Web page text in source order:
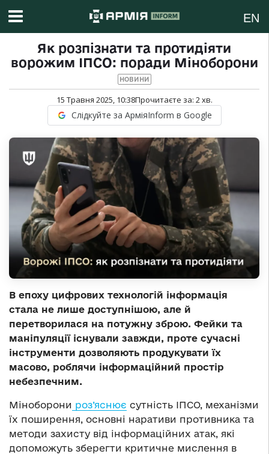
EN
Як розпізнати та протидіяти
ворожим ІПСО: поради Міноборони
НОВИНИ
15 Травня 2025, 10:38Прочитаєте за: 2хв.
Слідкуйте за АрміяInform в Google
В епоху цифрових технологій інформація
стала не лише доступнішою, але й
перетворилася на потужну зброю. Фейки та
маніпуляції існували завжди, проте сучасні
інструменти дозволяють продукувати їх
масово, роблячи інформаційний простір
небезпечним.
Міноборони роз’яснює сутність ІПСО, механізми
їх поширення, основні наративи противника та
методи захисту від інформаційних атак, які
допоможуть зберегти критичне мислення в